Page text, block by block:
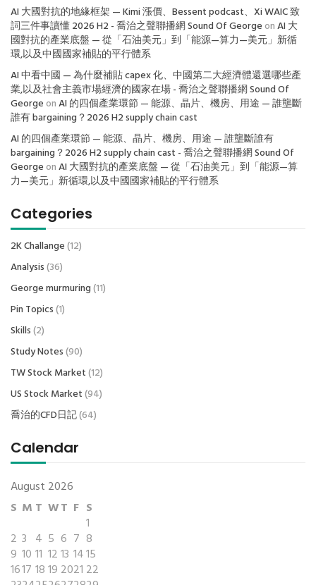
AI 大國對抗的地緣框架 — Kimi 漲價、Bessent podcast、Xi WAIC 致
詞三件事讀懂 2026 H2 - 喬治之聲聯播網 Sound Of GeorgeonAI 大
國對抗的產業底盤 — 從「石油美元」到「能源—算力—美元」新循
環,以及中國國家補貼的平行體系
AI 中看中國 — 為什麼補貼 capex 化、中國第二大經濟體還選哪些產
業,以及社會主義市場經濟的國家在場 - 喬治之聲聯播網 Sound Of
GeorgeonAI 的四個產業環節 — 能源、晶片、機房、用途 — 誰壟斷
誰有 bargaining？2026 H2 supply chain cast
AI 的四個產業環節 — 能源、晶片、機房、用途 — 誰壟斷誰有
bargaining？2026 H2 supply chain cast - 喬治之聲聯播網 Sound Of
GeorgeonAI 大國對抗的產業底盤 — 從「石油美元」到「能源—算
力—美元」新循環,以及中國國家補貼的平行體系
Categories
2K Challange(12)
Analysis(36)
George murmuring(11)
Pin Topics(1)
Skills(2)
Study Notes(90)
TW Stock Market(12)
US Stock Market(94)
喬治的CFD日記(64)
Calendar
August 2026
S M T WT F S
1
2 3 4 5 6 7 8
9 10 11 1213 1415
1617 1819 2021 22